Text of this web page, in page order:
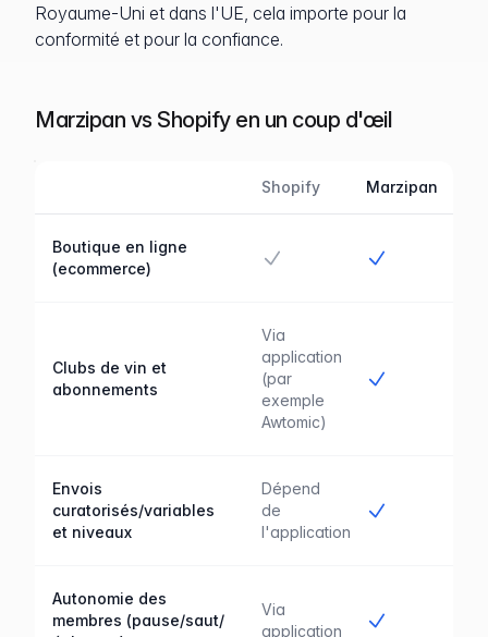
Royaume-Uni et dans l'UE, cela importe pour la
conformité et pour la confiance.
Marzipan vs Shopify en un coup d'œil
Shopify Marzipan
Boutique en ligne
(ecommerce)
Clubs de vin et
abonnements
Via
application
(par
exemple
Awtomic)
Envois
curatorisés/variables
et niveaux
Dépend
de
l'application
Autonomie des
membres (pause/saut/
Via
application